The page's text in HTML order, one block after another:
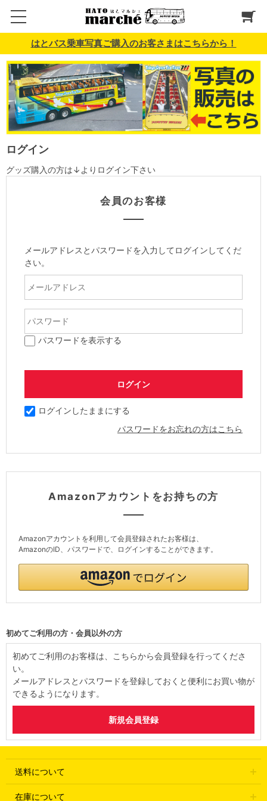
はとバス乗車写真ご購入のお客さまはこちらから！
ログイン
グッズ購入の方は↓よりログイン下さい
会員のお客様
メールアドレスとパスワードを入力してログインしてくだ
さい。
パスワードを表示する
ログインしたままにする
パスワードをお忘れの方はこちら
Amazonアカウントをお持ちの方
Amazonアカウントを利用して会員登録されたお客様は、
AmazonのID、パスワードで、ログインすることができます。
初めてご利用の方・会員以外の方
初めてご利用のお客様は、こちらから会員登録を行ってくださ
い。
メールアドレスとパスワードを登録しておくと便利にお買い物が
できるようになります。
送料について
在庫について